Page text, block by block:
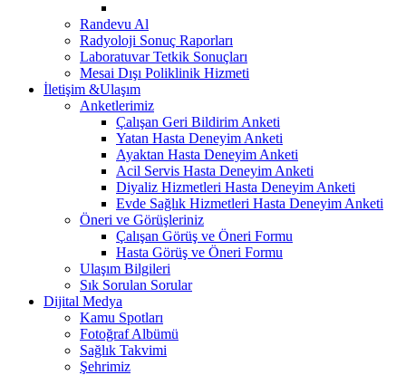
Randevu Al
Radyoloji Sonuç Raporları
Laboratuvar Tetkik Sonuçları
Mesai Dışı Poliklinik Hizmeti
İletişim &Ulaşım
Anketlerimiz
Çalışan Geri Bildirim Anketi
Yatan Hasta Deneyim Anketi
Ayaktan Hasta Deneyim Anketi
Acil Servis Hasta Deneyim Anketi
Diyaliz Hizmetleri Hasta Deneyim Anketi
Evde Sağlık Hizmetleri Hasta Deneyim Anketi
Öneri ve Görüşleriniz
Çalışan Görüş ve Öneri Formu
Hasta Görüş ve Öneri Formu
Ulaşım Bilgileri
Sık Sorulan Sorular
Dijital Medya
Kamu Spotları
Fotoğraf Albümü
Sağlık Takvimi
Şehrimiz